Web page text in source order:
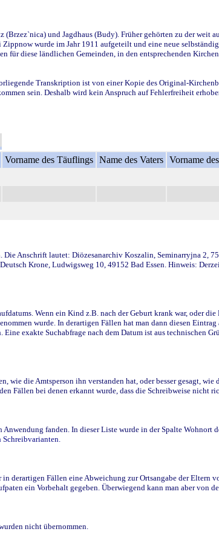
und Jagdhaus (Budy). Früher gehörten zu der weit
wurde im Jahr 1911 aufgeteilt und eine neue
diese ländlichen Gemeinden, in den entsprechenden
Transkription ist von einer Kopie des Original-
sein. Deshalb wird kein Anspruch auf Fehlerfreiheit
Vorname des Täuflings Name des Vaters Vorname
Anschrift lautet: Diözesanarchiv Koszalin, Seminarryjna 2,
Krone, Ludwigsweg 10, 49152 Bad Essen. Hinweis:
Wenn ein Kind z.B. nach der Geburt krank war, oder
wurde. In derartigen Fällen hat man dann diesen
exakte Suchabfrage nach dem Datum ist aus technischen
die Amtsperson ihn verstanden hat, oder besser gesagt, wie
Fällen bei denen erkannt wurde, dass die Schreibweise nicht
fanden. In dieser Liste wurde in der Spalte Wohnort
derartigen Fällen eine Abweichung zur Ortsangabe der Eltern
ein Vorbehalt gegeben. Überwiegend kann man aber von
nicht übernommen.